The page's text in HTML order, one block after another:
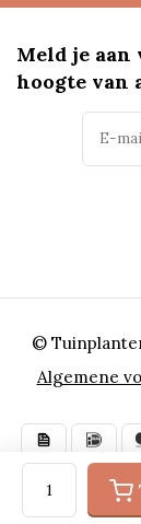
Meld je
hoogte van
Algemene
©